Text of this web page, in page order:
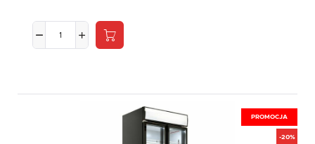
PROMOCJA
-20%